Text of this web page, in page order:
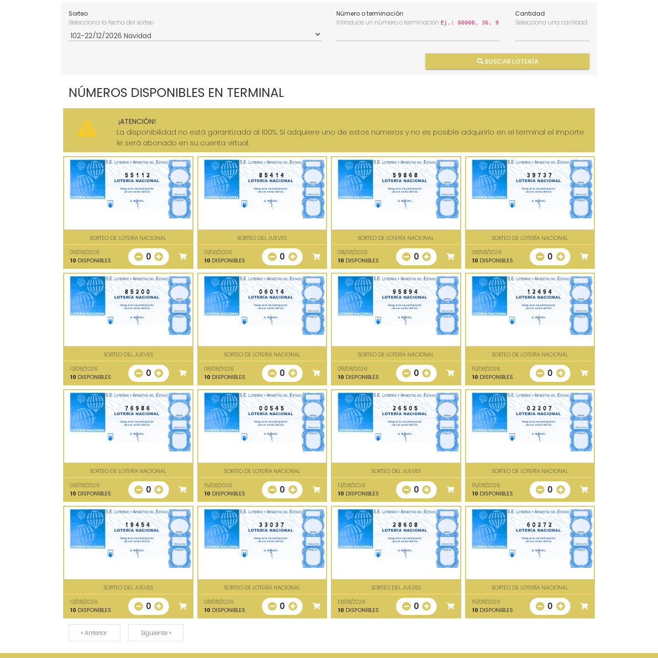
Sorteo
Selecciona la fecha del sorteo
Número o terminación
Introduce un número o terminación Ej.: 00000, 36, 9
Cantidad
Selecciona una cantidad
BUSCAR LOTERÍA
NÚMEROS DISPONIBLES EN TERMINAL
¡ATENCIÓN!
La disponibilidad no está garantizada al 100%. Si adquiere uno de estos números y no es posible adquirirlo en el terminal el importe
le será abonado en su cuenta virtual.
55112
SORTEO DE LOTERÍA NACIONAL
08/08/2026
10 DISPONIBLES 0
85414
SORTEO DEL JUEVES
13/08/2026
10 DISPONIBLES 0
59868
SORTEO DE LOTERÍA NACIONAL
08/08/2026
10 DISPONIBLES 0
39737
SORTEO DE LOTERÍA NACIONAL
08/08/2026
10 DISPONIBLES 0
85200
SORTEO DEL JUEVES
13/08/2026
10 DISPONIBLES 0
06014
SORTEO DE LOTERÍA NACIONAL
08/08/2026
10 DISPONIBLES 0
95894
SORTEO DE LOTERÍA NACIONAL
08/08/2026
10 DISPONIBLES 0
12494
SORTEO DE LOTERÍA NACIONAL
15/08/2026
10 DISPONIBLES 0
76986
SORTEO DE LOTERÍA NACIONAL
08/08/2026
10 DISPONIBLES 0
00545
SORTEO DE LOTERÍA NACIONAL
15/08/2026
10 DISPONIBLES 0
26505
SORTEO DEL JUEVES
13/08/2026
10 DISPONIBLES 0
02207
SORTEO DE LOTERÍA NACIONAL
15/08/2026
10 DISPONIBLES 0
19454
SORTEO DEL JUEVES
13/08/2026
10 DISPONIBLES 0
33037
SORTEO DE LOTERÍA NACIONAL
08/08/2026
10 DISPONIBLES 0
28608
SORTEO DEL JUEVES
13/08/2026
10 DISPONIBLES 0
60272
SORTEO DE LOTERÍA NACIONAL
15/08/2026
10 DISPONIBLES 0
« Anterior Siguiente »